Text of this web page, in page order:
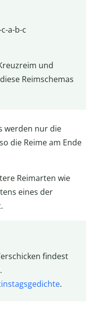
a-b-c
und
Reimschemas
werden nur die
die Reime am Ende
Reimarten wie
eines der
findest
.